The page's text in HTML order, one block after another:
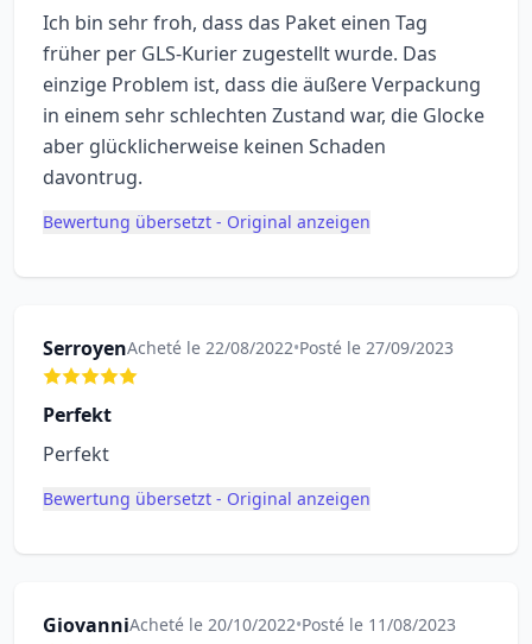
Ich bin sehr froh, dass das Paket einen Tag
früher per GLS-Kurier zugestellt wurde. Das
einzige Problem ist, dass die äußere Verpackung
in einem sehr schlechten Zustand war, die Glocke
aber glücklicherweise keinen Schaden
davontrug.
Bewertung übersetzt - Original anzeigen
SerroyenAcheté le 22/08/2022•Posté le 27/09/2023
Perfekt
Perfekt
Bewertung übersetzt - Original anzeigen
GiovanniAcheté le 20/10/2022•Posté le 11/08/2023